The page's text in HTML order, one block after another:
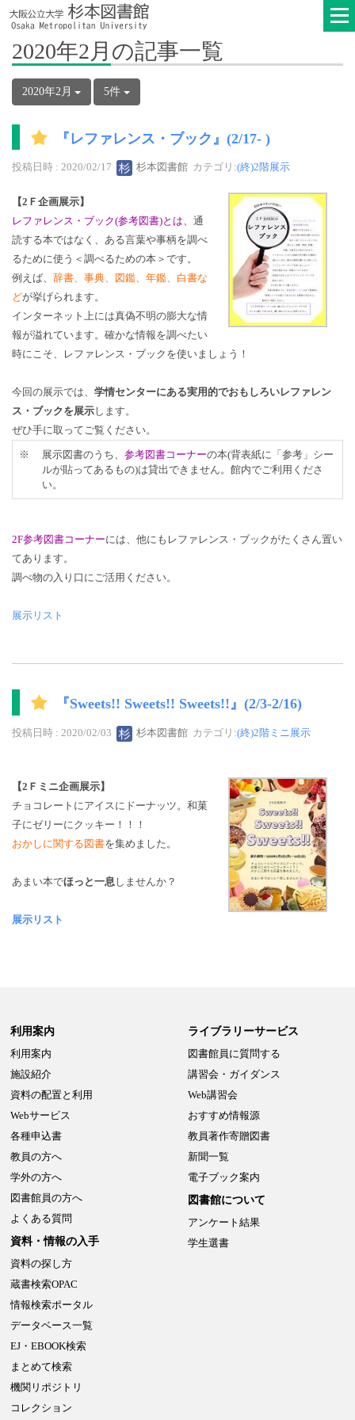
2020年2月の記事一覧
2020年2月 5件
『レファレンス・ブック』(2/17- )
投稿日時 : 2020/02/17 杉本図書館 カテゴリ:(終)2階展示
【2Ｆ企画展示】
レファレンス・ブック(参考図書)とは、 通
読する本ではなく、ある言葉や事柄を調べ
るために使う＜調べるための本＞です。
例えば、 辞書、事典、図鑑、年鑑、白書な
どが挙げられます。
インターネット上には真偽不明の膨大な情
報が溢れています。確かな情報を調べたい
時にこそ、レファレンス・ブックを使いましょう！
今回の展示では、 学情センターにある実用的でおもしろいレファレン
ス・ブックを展示します。
ぜひ手に取ってご覧ください。
※ 展示図書のうち、 参考図書コーナーの本(背表紙に「参考」シー
ルが貼ってあるもの)は貸出できません。館内でご利用くださ
い。
2F参考図書コーナーには、他にもレファレンス・ブックがたくさん置い
てあります。
調べ物の入り口にご活用ください。
展示リスト
『Sweets!! Sweets!! Sweets!!』(2/3-2/16)
投稿日時 : 2020/02/03 杉本図書館 カテゴリ:(終)2階ミニ展示
【2Ｆミニ企画展示】
チョコレートにアイスにドーナッツ。和菓
子にゼリーにクッキー！！！
おかしに関する図書を集めました。
あまい本でほっと一息 しませんか？
展示リスト
利用案内
利用案内
施設紹介
資料の配置と利用
Webサービス
各種申込書
教員の方へ
学外の方へ
図書館員の方へ
よくある質問
資料・情報の入手
資料の探し方
蔵書検索OPAC
情報検索ポータル
データベース一覧
EJ・EBOOK検索
まとめて検索
機関リポジトリ
コレクション
ライブラリーサービス
図書館員に質問する
講習会・ガイダンス
Web講習会
おすすめ情報源
教員著作寄贈図書
新聞一覧
電子ブック案内
図書館について
アンケート結果
学生選書